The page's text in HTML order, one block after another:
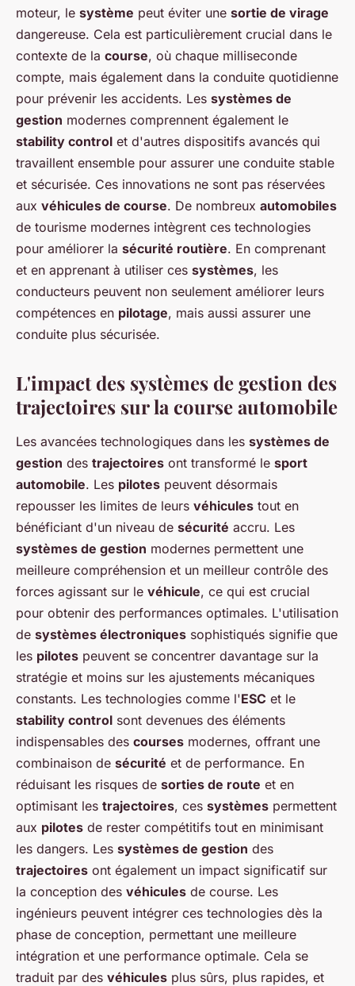
moteur, le système peut éviter une sortie de virage
dangereuse. Cela est particulièrement crucial dans le
contexte de la course, où chaque milliseconde
compte, mais également dans la conduite quotidienne
pour prévenir les accidents. Les systèmes de
gestion modernes comprennent également le
stability control et d'autres dispositifs avancés qui
travaillent ensemble pour assurer une conduite stable
et sécurisée. Ces innovations ne sont pas réservées
aux véhicules de course. De nombreux automobiles
de tourisme modernes intègrent ces technologies
pour améliorer la sécurité routière. En comprenant
et en apprenant à utiliser ces systèmes, les
conducteurs peuvent non seulement améliorer leurs
compétences en pilotage, mais aussi assurer une
conduite plus sécurisée.
L'impact des systèmes de gestion des
trajectoires sur la course automobile
Les avancées technologiques dans les systèmes de
gestion des trajectoires ont transformé le sport
automobile. Les pilotes peuvent désormais
repousser les limites de leurs véhicules tout en
bénéficiant d'un niveau de sécurité accru. Les
systèmes de gestion modernes permettent une
meilleure compréhension et un meilleur contrôle des
forces agissant sur le véhicule, ce qui est crucial
pour obtenir des performances optimales. L'utilisation
de systèmes électroniques sophistiqués signifie que
les pilotes peuvent se concentrer davantage sur la
stratégie et moins sur les ajustements mécaniques
constants. Les technologies comme l'ESC et le
stability control sont devenues des éléments
indispensables des courses modernes, offrant une
combinaison de sécurité et de performance. En
réduisant les risques de sorties de route et en
optimisant les trajectoires, ces systèmes permettent
aux pilotes de rester compétitifs tout en minimisant
les dangers. Les systèmes de gestion des
trajectoires ont également un impact significatif sur
la conception des véhicules de course. Les
ingénieurs peuvent intégrer ces technologies dès la
phase de conception, permettant une meilleure
intégration et une performance optimale. Cela se
traduit par des véhicules plus sûrs, plus rapides, et